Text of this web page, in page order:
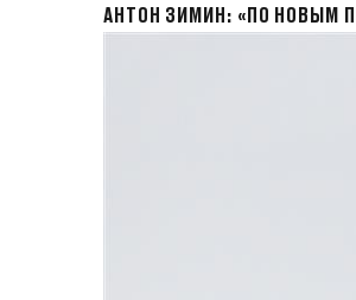
АНТОН ЗИМИН: «ПО НОВЫМ